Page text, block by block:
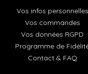
Vos infos personnelles
Vos commandes
Vos données RGPD
Programme de
Contact & FAQ